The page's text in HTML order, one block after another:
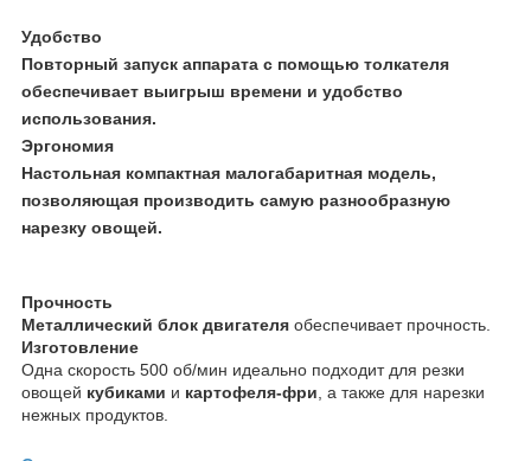
Удобство
Повторный запуск аппарата с помощью толкателя
обеспечивает выигрыш времени и удобство
использования.
Эргономия
Настольная компактная малогабаритная модель,
позволяющая производить самую разнообразную
нарезку овощей.
Прочность
Металлический блок двигателя обеспечивает прочность.
Изготовление
Одна скорость 500 об/мин идеально подходит для резки
овощей кубиками и картофеля-фри , а также для нарезки
нежных продуктов.